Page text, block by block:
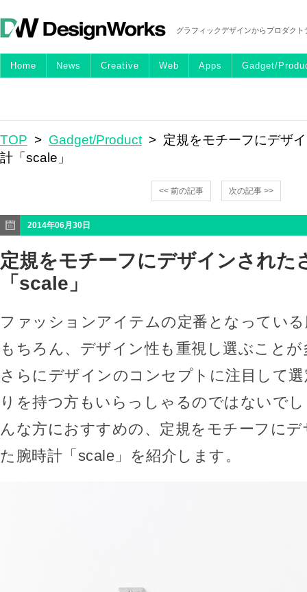
グラフィックデザインからプロダク
Home News Creative Web Apps Gadget/
TOP > Gadget/Product > 定規をモチーフにデザ
計「scale」
<< 前の記事 次の記事 >>
2014年06月30日
定規をモチーフにデザインされた
「scale」
ファッションアイテムの定番となってい
もちろん、デザイン性も重視し選ぶこと
さらにデザインのコンセプトに注目して
りを持つ方もいらっしゃるのではないで
んな方におすすめの、定規をモチーフに
た腕時計「scale」を紹介します。